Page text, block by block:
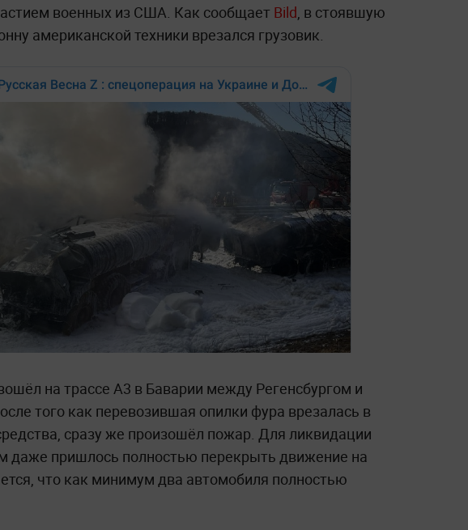
военных из США. Как сообщает Bild , в стоявшую
американской техники врезался грузовик.
на трассе А3 в Баварии между Регенсбургом и
того как перевозившая опилки фура врезалась в
сразу же произошёл пожар. Для ликвидации
даже пришлось полностью перекрыть движение на
что как минимум два автомобиля полностью